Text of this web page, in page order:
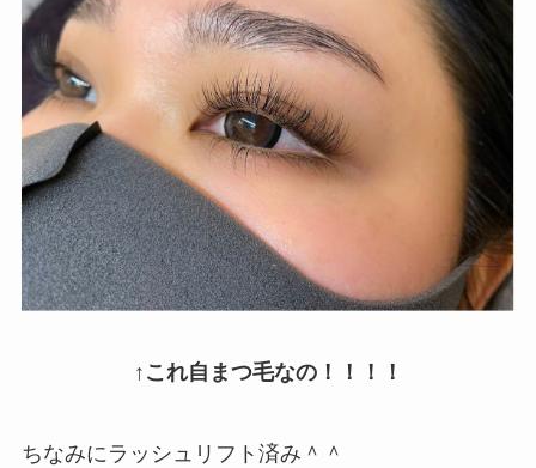
↑これ自まつ毛なの！！！！
ちなみにラッシュリフト済み＾＾